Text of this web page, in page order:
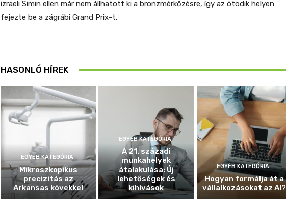
izraeli Simin ellen már nem állhatott ki a bronzmérkőzésre, így az ötödik helyen
fejezte be a zágrábi Grand Prix-t.
HASONLÓ HÍREK
EGYÉB KATEGÓRIA
Mikroszkopikus
precizitás az
Arkansas kövekkel
EGYÉB KATEGÓRIA
A 21. századi
munkahelyek
átalakulása: Új
lehetőségek és
kihívások
EGYÉB KATEGÓRIA
Hogyan formálja át a
vállalkozásokat az AI?